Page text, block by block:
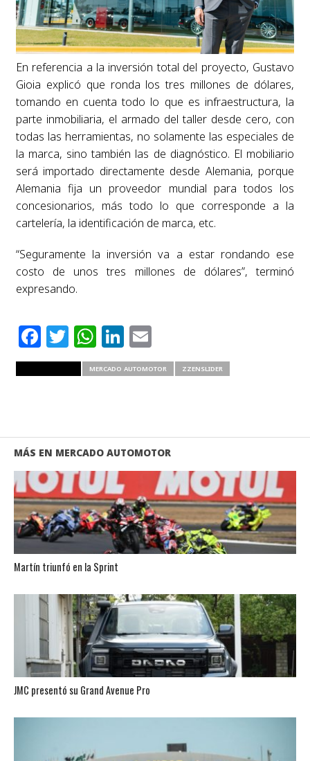
En referencia a la inversión total del proyecto, Gustavo
Gioia explicó que ronda los tres millones de dólares,
tomando en cuenta todo lo que es infraestructura, la
parte inmobiliaria, el armado del taller desde cero, con
todas las herramientas, no solamente las especiales de
la marca, sino también las de diagnóstico. El mobiliario
será importado directamente desde Alemania, porque
Alemania fija un proveedor mundial para todos los
concesionarios, más todo lo que corresponde a la
cartelería, la identificación de marca, etc.
“Seguramente la inversión va a estar rondando ese
costo de unos tres millones de dólares”, terminó
expresando.
Facebook
Twitter
WhatsApp
LinkedIn
Email
MERCADO AUTOMOTOR ZZENSLIDER
MÁS EN MERCADO AUTOMOTOR
Martín triunfó en la Sprint
JMC presentó su Grand Avenue Pro